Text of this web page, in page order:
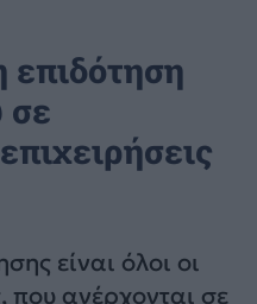
επιδότηση
σε
είναι όλοι οι
που ανέρχονται σε